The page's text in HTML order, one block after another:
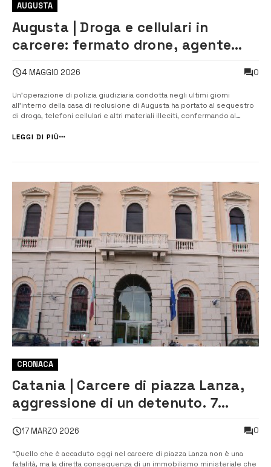
AUGUSTA
Augusta | Droga e cellulari in
carcere: fermato drone, agente
4 MAGGIO 2026 0
Un’operazione di polizia giudiziaria condotta negli ultimi giorni
all’interno della casa di reclusione di Augusta ha portato al sequestro
di droga, telefoni cellulari e altri materiali illeciti, confermando al
organico. L’episodio più significativo risale al 26 aprile, quando gl...
LEGGI DI PIÙ
CRONACA
Catania | Carcere di piazza Lanza,
aggressione di un detenuto. 7
17 MARZO 2026 0
“Quello che è accaduto oggi nel carcere di piazza Lanza non è una
fatalità, ma la diretta conseguenza di un immobilismo ministeriale che